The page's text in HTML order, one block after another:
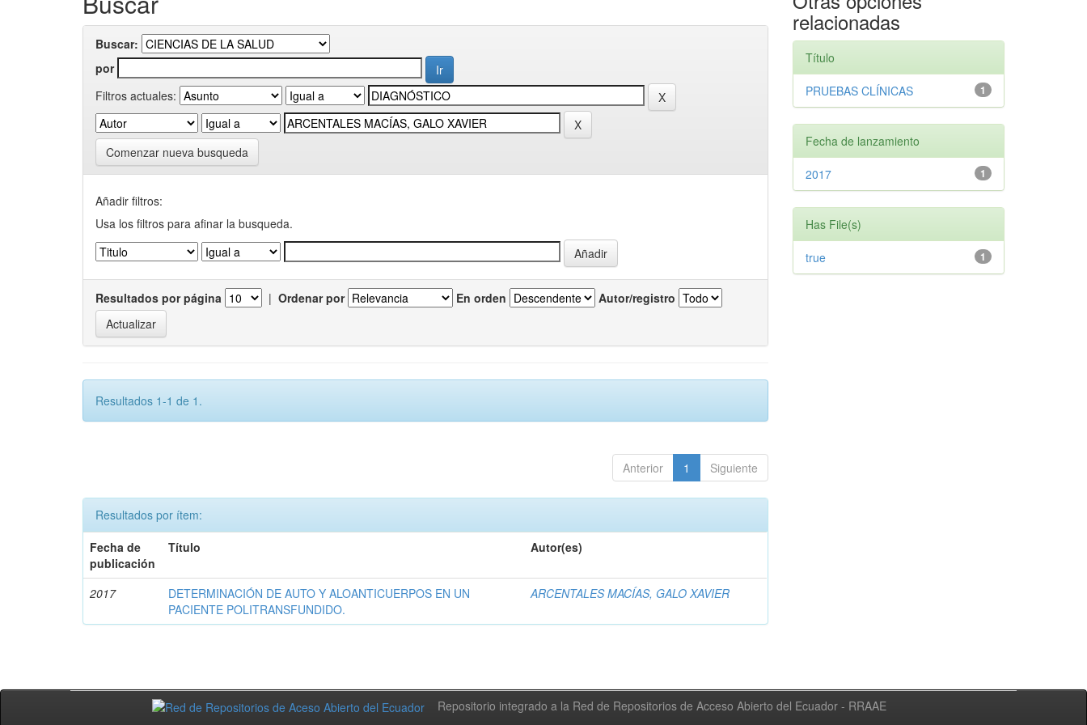
Buscar:
por
Filtros actuales:
Comenzar nueva busqueda
Añadir filtros:
Usa los filtros para afinar la busqueda.
Resultados por página | Ordenar por En orden Autor/registro
Resultados 1-1 de 1.
Anterior 1 Siguiente
Resultados por ítem:
Fecha de
publicación
Título Autor(es)
2017
DETERMINACIÓN DE AUTO Y ALOANTICUERPOS EN UN
PACIENTE POLITRANSFUNDIDO.
ARCENTALES MACÍAS, GALO XAVIER
relacionadas
Título
1
PRUEBAS CLÍNICAS
Fecha de lanzamiento
1
2017
Has File(s)
1
true
Repositorio integrado a la Red de Repositorios de Acceso Abierto del Ecuador - RRAAE